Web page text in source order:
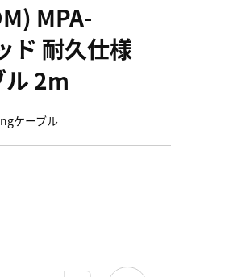
MPA-
ド 耐久仕様
2m
ケーブル